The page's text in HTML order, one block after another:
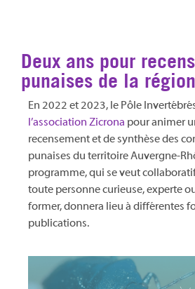
Deux ans pour
punaises de la région
En 2022 et 2023, le Pôle
l’association Zicrona pour animer
recensement et de synthèse des
punaises du territoire Auvergne-
programme, qui se veut
toute personne curieuse, experte
former, donnera lieu à différentes
publications.